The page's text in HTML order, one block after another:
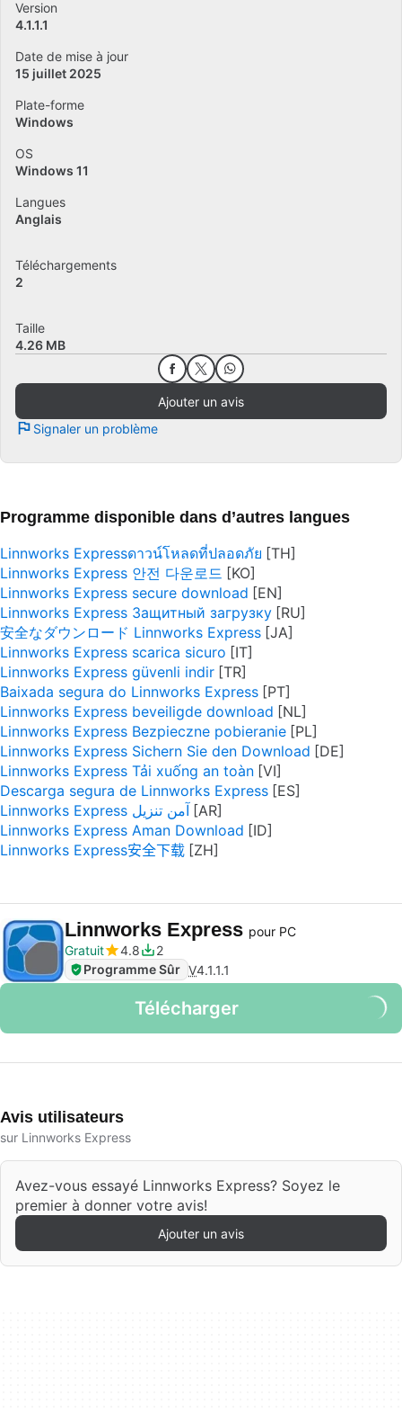
Version
4.1.1.1
Date de mise à jour
15 juillet 2025
Plate-forme
Windows
OS
Windows 11
Langues
Anglais
Téléchargements
2
Taille
4.26 MB
Ajouter un avis
Signaler un problème
Programme disponible dans d’autres langues
Linnworks Expressดาวน์โหลดที่ปลอดภัย
Linnworks Express 안전 다운로드
Linnworks Express secure download
Linnworks Express Защитный загрузку
安全なダウンロード Linnworks Express
Linnworks Express scarica sicuro
Linnworks Express güvenli indir
Baixada segura do Linnworks Express
Linnworks Express beveiligde download
Linnworks Express Bezpieczne pobieranie
Linnworks Express Sichern Sie den Download
Linnworks Express Tải xuống an toàn
Descarga segura de Linnworks Express
Linnworks Express آمن تنزيل
Linnworks Express Aman Download
Linnworks Express安全下载
Linnworks Express pour PC
Gratuit
4.8
2
Programme Sûr V4.1.1.1
Télécharger
Avis utilisateurs
sur Linnworks Express
Avez-vous essayé Linnworks Express? Soyez le
premier à donner votre avis!
Ajouter un avis